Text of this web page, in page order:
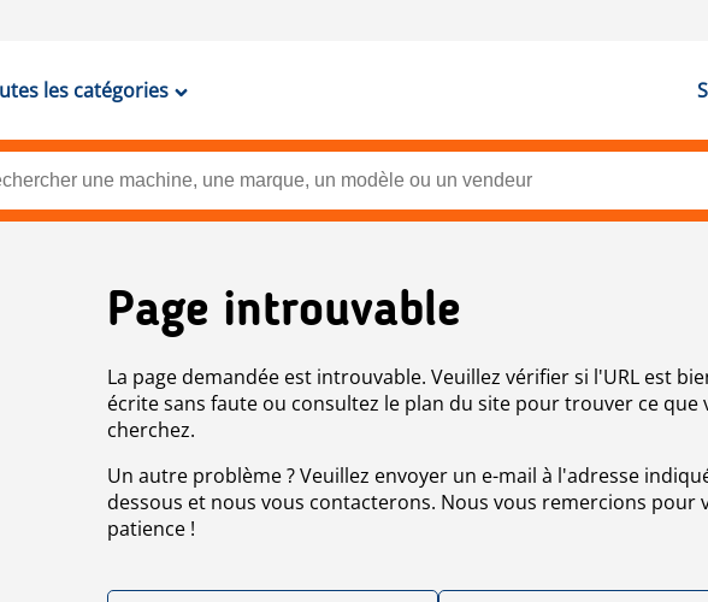
les catégories
Page introuvable
La page demandée est introuvable. Veuillez vérifier si l'URL est
écrite sans faute ou consultez le plan du site pour trouver ce que
cherchez.
Un autre problème ? Veuillez envoyer un e-mail à l'adresse
dessous et nous vous contacterons. Nous vous remercions pour
patience !